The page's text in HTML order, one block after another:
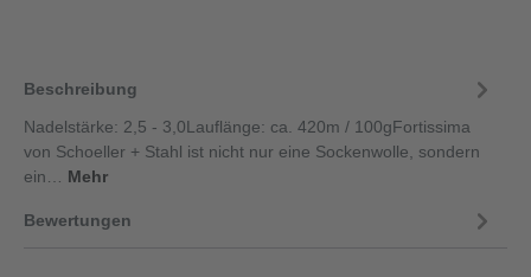
Beschreibung
Nadelstärke: 2,5 - 3,0Lauflänge: ca. 420m / 100gFortissima
von Schoeller + Stahl ist nicht nur eine Sockenwolle, sondern
ein… Mehr
Bewertungen